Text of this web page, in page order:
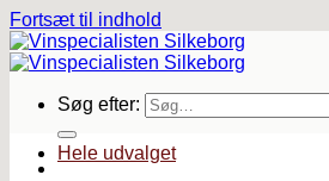
Fortsæt til indhold
Søg efter:
Hele udvalget